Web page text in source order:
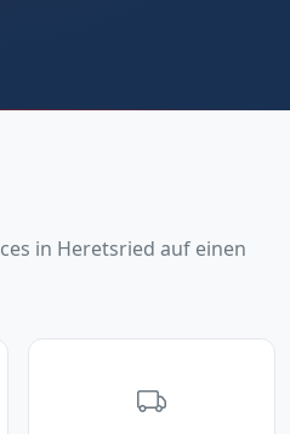
in Heretsried auf einen